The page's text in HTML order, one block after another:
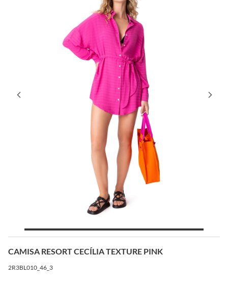
CAMISA RESORT CECÍLIA TEXTURE PINK
2R3BL010_46_3